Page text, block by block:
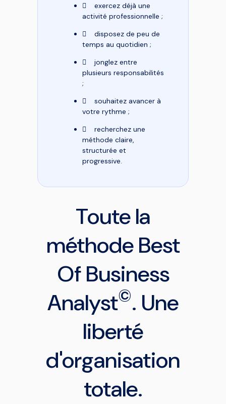
exercez déjà une
activité professionnelle ;
disposez de peu de
temps au quotidien ;
jonglez entre
plusieurs responsabilités
;
souhaitez avancer à
votre rythme ;
recherchez une
méthode claire,
structurée et
progressive.
Toute la
méthode Best
Of Business
Analyst©. Une
liberté
d'organisation
totale.